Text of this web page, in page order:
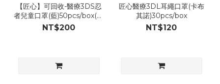
【匠心】可回收-醫療3DS忍
者兒童口罩(藍)50pcs/box(匠
心盒)
NT$200
匠心醫療3DL耳繩口罩(卡布
其諾)30pcs/box
NT$120